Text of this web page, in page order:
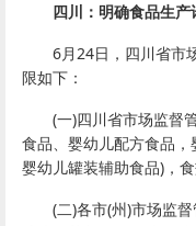
四川：明确食品生产
6月24日，四川省市场
限如下：
(一)四川省市场监督管
食品、婴幼儿配方食品，
婴幼儿罐装辅助食品)，
(二)各市(州)市场监督